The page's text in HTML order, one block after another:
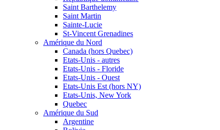
Saint Barthelemy
Saint Martin
Sainte-Lucie
St-Vincent Grenadines
Amérique du Nord
Canada (hors Quebec)
Etats-Unis - autres
Etats-Unis - Floride
Etats-Unis - Ouest
Etats-Unis Est (hors NY)
Etats-Unis, New York
Quebec
Amérique du Sud
Argentine